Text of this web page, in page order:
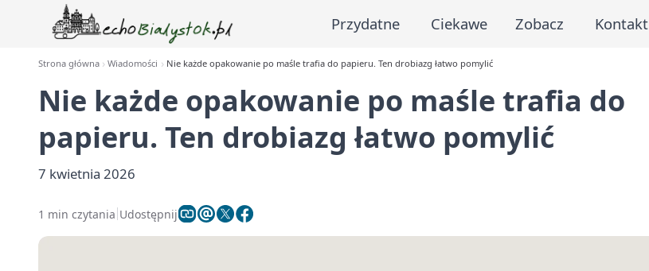
Przydatne Ciekawe Zobacz Kontakt
Strona główna Wiadomości Nie każde opakowanie po maśle trafia do papieru. Ten drobiazg łatwo pomylić
Nie każde opakowanie po maśle trafia do
papieru. Ten drobiazg łatwo pomylić
7 kwietnia 2026
1 min czytania Udostępnij